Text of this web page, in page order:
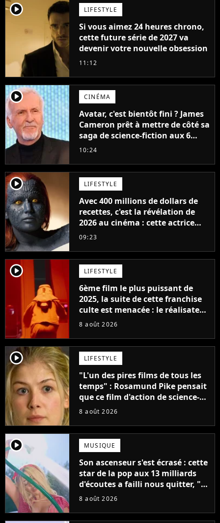
player2 LIFESTYLE
Si vous aimez 24 heures chrono,
cette future série de 2027 va
devenir votre nouvelle obsession
11:12
player2 CINÉMA
Avatar, c'est bientôt fini ? James
Cameron prêt à mettre de côté sa
saga de science-fiction aux 6
milliards de recettes
10:24
player2 LIFESTYLE
Avec 400 millions de dollars de
recettes, c'est la révélation de
2026 au cinéma : cette actrice
adorée prête à remplacer
09:23
player2 LIFESTYLE
6ème film le plus puissant de
2025, la suite de cette franchise
culte est menacée : le réalisateur
claque la porte pour "différends
8 août 2026
player2 LIFESTYLE
"L'un des pires films de tous les
temps" : Rosamund Pike pensait
que ce film d'action de science-
fiction avec Dwayne Johnson
8 août 2026
player2 MUSIQUE
Son ascenseur s'est écrasé : cette
star de la pop aux 13 milliards
d'écoutes a failli nous quitter, "Je
pensais ne plus jamais chanter"
8 août 2026